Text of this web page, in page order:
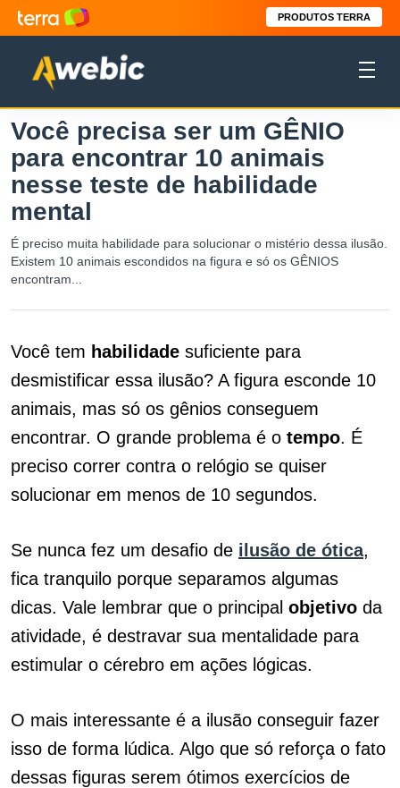
PRODUTOS TERRA
Você precisa ser um GÊNIO
para encontrar 10 animais
nesse teste de habilidade
mental
É preciso muita habilidade para solucionar o mistério dessa ilusão.
Existem 10 animais escondidos na figura e só os GÊNIOS
encontram...
Você tem habilidade suficiente para
desmistificar essa ilusão? A figura esconde 10
animais, mas só os gênios conseguem
encontrar. O grande problema é o tempo. É
preciso correr contra o relógio se quiser
solucionar em menos de 10 segundos.
Se nunca fez um desafio de ilusão de ótica,
fica tranquilo porque separamos algumas
dicas. Vale lembrar que o principal objetivo da
atividade, é destravar sua mentalidade para
estimular o cérebro em ações lógicas.
O mais interessante é a ilusão conseguir fazer
isso de forma lúdica. Algo que só reforça o fato
dessas figuras serem ótimos exercícios de